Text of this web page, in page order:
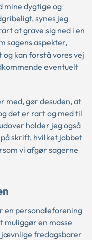
mine dygtige og
synes jeg
at grave sig ned i en
sagens aspekter,
kan forstå vores vej
eventuelt
med, gør desuden, at
det er rart og med til
holder jeg også
skrift, hvilket jobbet
vi afgør sagerne
en personaleforening
en masse
fredagsbarer